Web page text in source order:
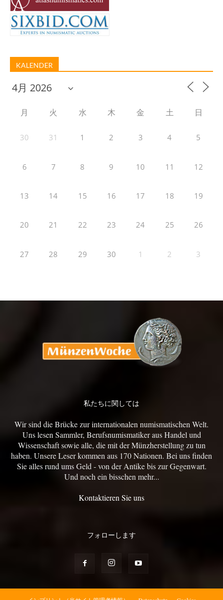
KALENDER
月 火 水 木 金 土 日
30 31 1 2 3 4 5
6 7 8 9 10 11 12
13 14 15 16 17 18 19
20 21 22 23 24 25 26
27 28 29 30 1 2 3
私たちに関しては
Wir sind die Brücke zur internationalen numismatischen Welt.
Uns lesen Sammler, Berufsnumismatiker aus Handel und
Wissenschaft sowie alle, die mit der Münzherstellung zu tun
haben. Unsere Leser kommen aus 170 Nationen. Bei uns finden
Sie alles rund ums Geld - von der Antike bis zur Gegenwart.
Und noch ein bisschen mehr...
Kontaktieren Sie uns
フォローします